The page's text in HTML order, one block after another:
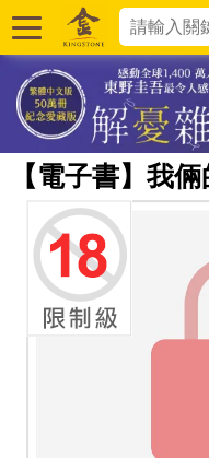
【電子書】我